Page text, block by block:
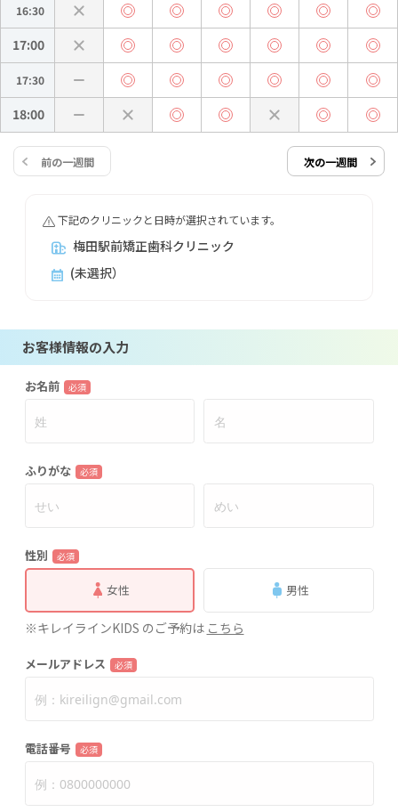
16:30
17:00
17:30
18:00
前の一週間 次の一週間
下記のクリニックと日時が選択されています。
梅田駅前矯正歯科クリニック
(未選択）
お客様情報の入力
お名前 必須
ふりがな 必須
性別 必須
女性 男性
※キレイラインKIDS のご予約は こちら
メールアドレス 必須
電話番号 必須